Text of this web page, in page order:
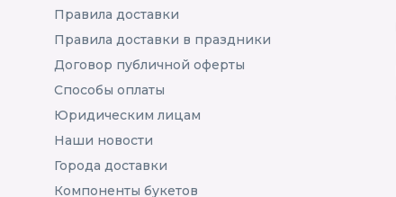
Правила доставки
Правила доставки в праздники
Договор публичной оферты
Способы оплаты
Юридическим лицам
Наши новости
Города доставки
Компоненты букетов